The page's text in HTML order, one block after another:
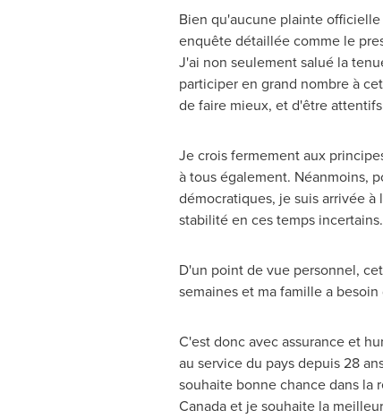
Bien qu'aucune plainte
enquête détaillée comme le
J'ai non seulement salué la
participer en grand nombre à
de faire mieux, et d'être
Je crois fermement aux
à tous également. Néanmoins,
démocratiques, je suis arrivée
stabilité en ces temps incertains.
D'un point de vue personnel,
semaines et ma famille a
C'est donc avec assurance et
au service du pays depuis 28
souhaite bonne chance dans la
Canadaet je souhaite la